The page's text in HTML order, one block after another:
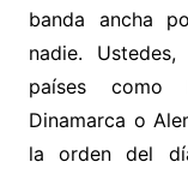
banda ancha
nadie.
países como
Dinamarca o
la orden del